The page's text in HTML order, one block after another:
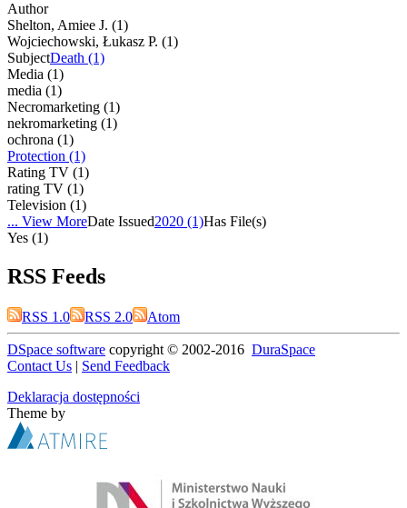
Author
Shelton, Amiee J. (1)
Wojciechowski, Łukasz P. (1)
SubjectDeath (1)
Media (1)
media (1)
Necromarketing (1)
nekromarketing (1)
ochrona (1)
Protection (1)
Rating TV (1)
rating TV (1)
Television (1)
... View MoreDate Issued2020 (1)Has File(s)
Yes (1)
RSS Feeds
RSS 1.0 RSS 2.0 Atom
DSpace software copyright © 2002-2016 DuraSpace
Contact Us | Send Feedback
Deklaracja dostępności
Theme by